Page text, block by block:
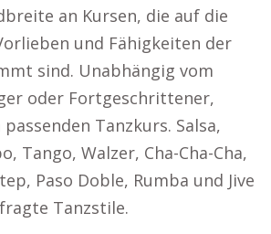
an Kursen, die auf die
und Fähigkeiten der
sind. Unabhängig vom
oder Fortgeschrittener,
Tanzkurs. Salsa,
Tango, Walzer, Cha-Cha-Cha,
Paso Doble, Rumba und Jive
Tanzstile.